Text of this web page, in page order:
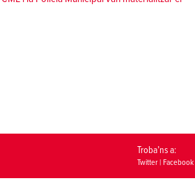
d'Endavant sobre el desallotjament de
Troba’ns a:
Twitter| Facebook